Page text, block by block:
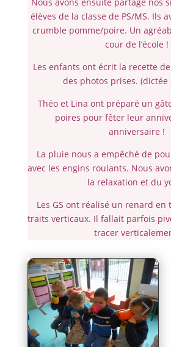
élèves de la classe de PS/MS. Ils
crumble pomme/poire. Un
cour de l’école !
Les enfants ont écrit la recette
des photos prises. (dictée
Théo et Lina ont préparé un
poires pour fêter leur
anniversaire !
La pluie nous a empêché de
avec les engins roulants. Nous
la relaxation et du
Les GS ont réalisé un renard
traits verticaux. Il fallait parfois
tracer